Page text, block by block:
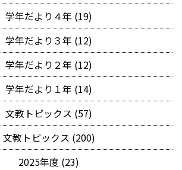
学年だより４年 (19)
学年だより３年 (12)
学年だより２年 (12)
学年だより１年 (14)
文教トピックス (57)
文教トピックス (200)
2025年度 (23)